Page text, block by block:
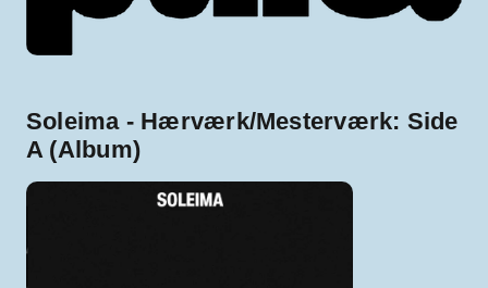
Soleima - Hærværk/Mesterværk: Side
A (Album)